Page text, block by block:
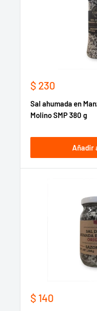
Precio
venta
$ 230
Sal ahumada en
Molino SMP 380 g
Añadir
Precio
$ 140